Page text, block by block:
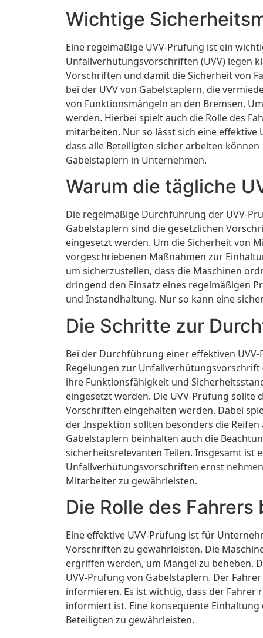
Wichtige
Eine regelmäßige UVV-Prüfung ist ein
Unfallverhütungsvorschriften (UVV) legen
Vorschriften und damit die Sicherheit von
bei der UVV von Gabelstaplern, die
von Funktionsmängeln an den Bremsen.
werden. Hierbei spielt auch die Rolle des
mitarbeiten. Nur so lässt sich eine
dass alle Beteiligten sicher arbeiten
Gabelstaplern in Unternehmen.
Warum die tägliche
Die regelmäßige Durchführung der UVV-
Gabelstaplern sind die gesetzlichen
eingesetzt werden. Um die Sicherheit von
vorgeschriebenen Maßnahmen zur
um sicherzustellen, dass die Maschinen
dringend den Einsatz eines regelmäßigen
und Instandhaltung. Nur so kann eine
Die Schritte zur
Bei der Durchführung einer effektiven
Regelungen zur
ihre Funktionsfähigkeit und
eingesetzt werden. Die UVV-Prüfung
Vorschriften eingehalten werden. Dabei
der Inspektion sollten besonders die
Gabelstaplern beinhalten auch die
sicherheitsrelevanten Teilen. Insgesamt ist
Unfallverhütungsvorschriften ernst
Mitarbeiter zu gewährleisten.
Die Rolle des
Eine effektive UVV-Prüfung ist für
Vorschriften zu gewährleisten. Die
ergriffen werden, um Mängel zu beheben.
UVV-Prüfung von Gabelstaplern. Der
informieren. Es ist wichtig, dass der
informiert ist. Eine konsequente
Beteiligten zu gewährleisten.